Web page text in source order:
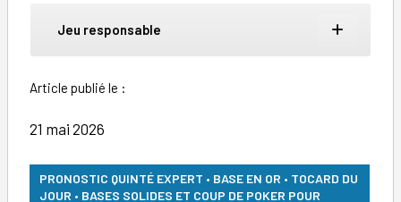
Jeu responsable
Article publié le :
21 mai 2026
PRONOSTIC QUINTÉ EXPERT • BASE EN OR • TOCARD DU
JOUR • BASES SOLIDES ET COUP DE POKER POUR